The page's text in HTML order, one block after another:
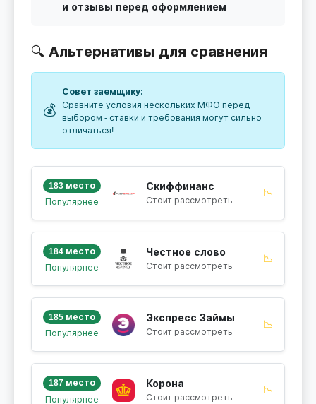
и отзывы перед оформлением
🔍 Альтернативы для сравнения
💰
Совет заемщику:
Сравните условия нескольких МФО перед
выбором - ставки и требования могут сильно
отличаться!
183 место
Популярнее
Скиффинанс
Стоит рассмотреть
📉
184 место
Популярнее
Честное слово
Стоит рассмотреть
📉
185 место
Популярнее
Экспресс Займы
Стоит рассмотреть
📉
187 место
Популярнее
Корона
Стоит рассмотреть
📉